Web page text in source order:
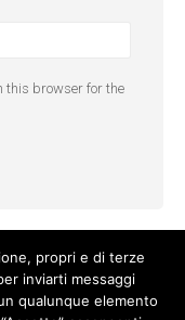
this browser for the
propri e di terze
inviarti messaggi
qualunque elemento